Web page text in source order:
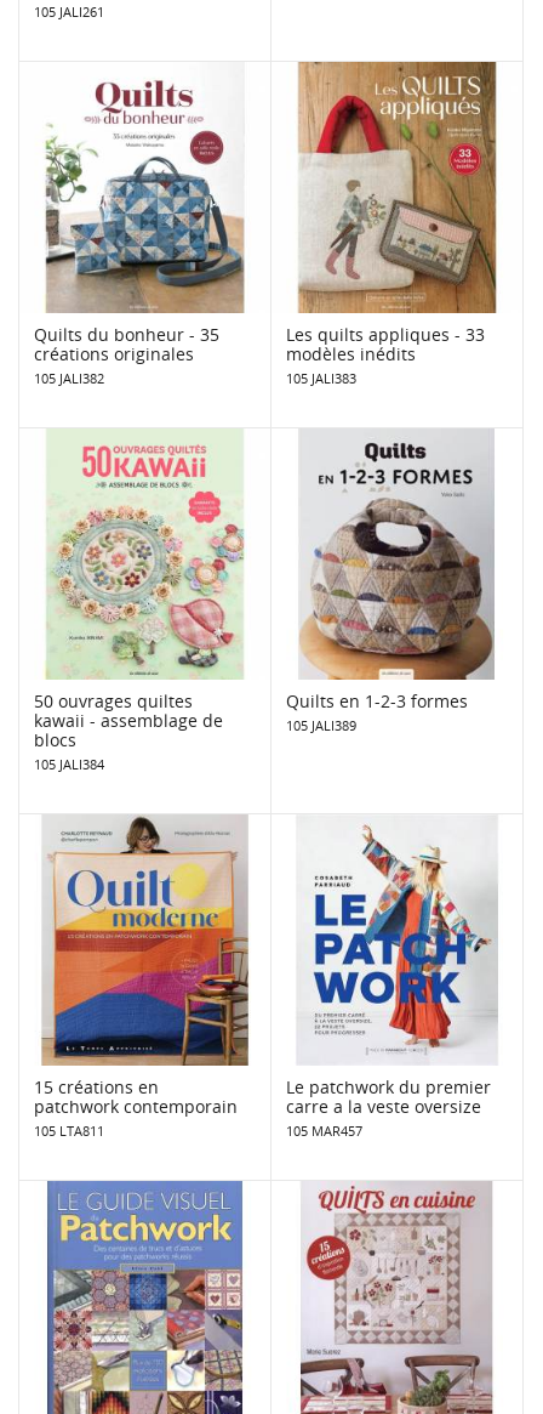
105 JALI261
Quilts du bonheur - 35
créations originales
105 JALI382
Les quilts appliques - 33
modèles inédits
105 JALI383
50 ouvrages quiltes
kawaii - assemblage de
blocs
105 JALI384
Quilts en 1-2-3 formes
105 JALI389
15 créations en
patchwork contemporain
105 LTA811
Le patchwork du premier
carre a la veste oversize
105 MAR457